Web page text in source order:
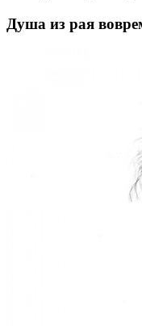
Душа из рая